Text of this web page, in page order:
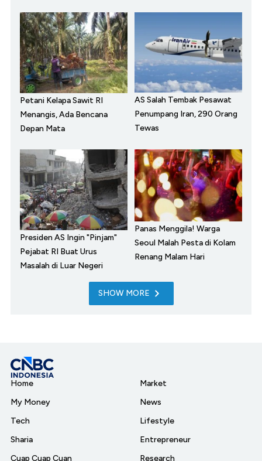
Petani Kelapa Sawit RI
Menangis, Ada Bencana
Depan Mata
AS Salah Tembak Pesawat
Penumpang Iran, 290 Orang
Tewas
Presiden AS Ingin "Pinjam"
Pejabat RI Buat Urus
Masalah di Luar Negeri
Panas Menggila! Warga
Seoul Malah Pesta di Kolam
Renang Malam Hari
SHOW MORE
Home
My Money
Tech
Sharia
Cuap Cuap Cuan
Market
News
Lifestyle
Entrepreneur
Research